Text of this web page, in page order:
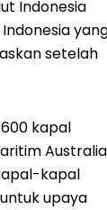
Indonesia
setelah
kapal
Australia
kapal
upaya